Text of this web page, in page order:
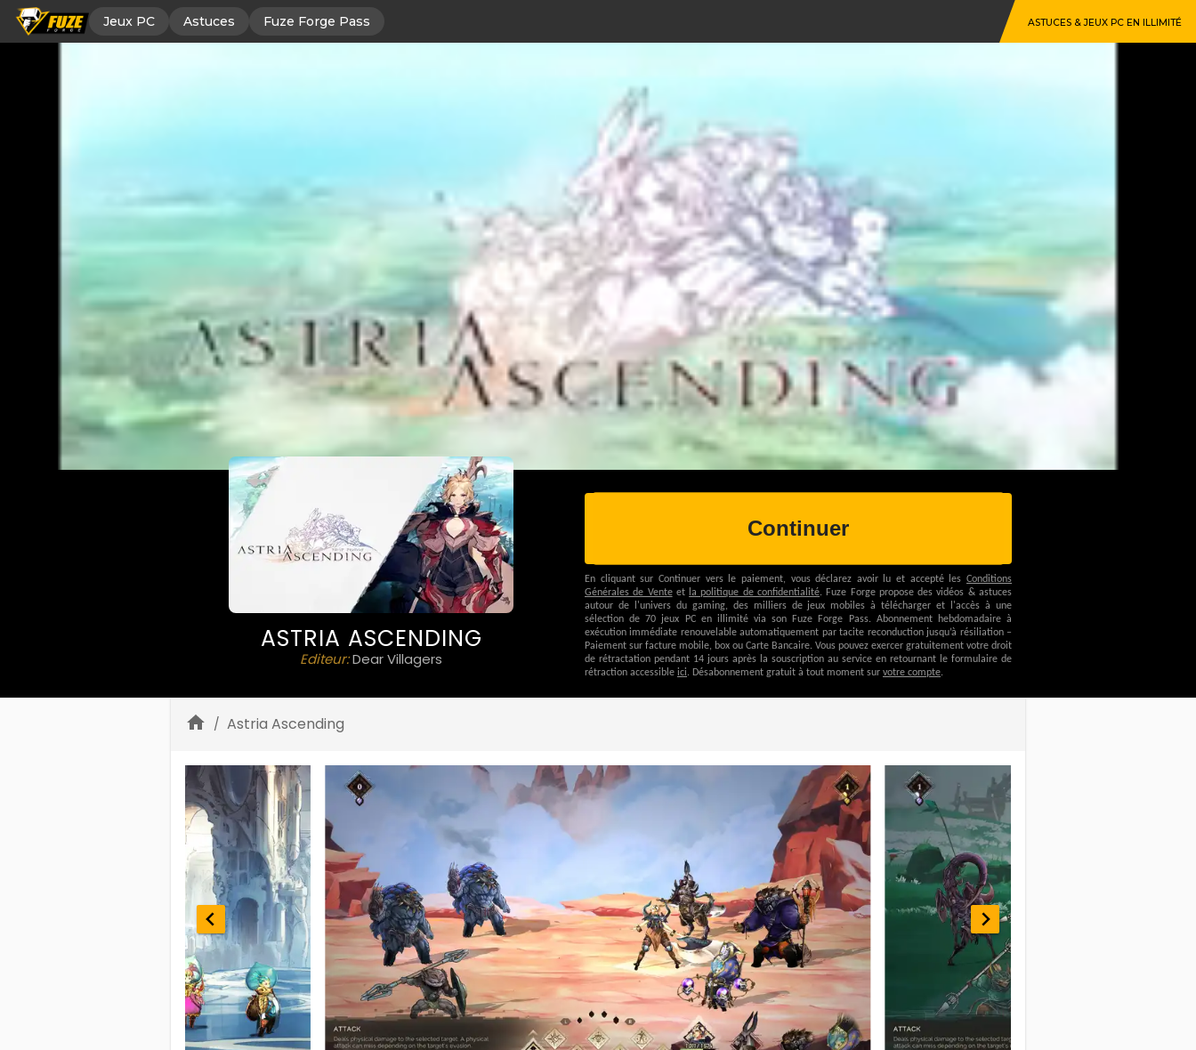
Jeux PC Astuces Fuze Forge Pass ASTUCES & JEUX PC EN ILLIMITÉ
ASTRIA ASCENDING
Editeur:Dear Villagers
Continuer
En cliquant sur Continuer vers le paiement, vous déclarez avoir lu et accepté lesConditions
Générales de Venteet la politique de confidentialité. Fuze Forge propose des vidéos & astuces
autour de l'univers du gaming, des milliers de jeux mobiles à télécharger et l'accès à une
sélection de 70 jeux PC en illimité via son Fuze Forge Pass. Abonnement hebdomadaire à
exécution immédiate renouvelable automatiquement par tacite reconduction jusqu’à résiliation –
Paiement sur facture mobile, box ou Carte Bancaire. Vous pouvez exercer gratuitement votre droit
de rétractation pendant 14 jours après la souscription au service en retournant le formulaire de
rétraction accessible ici. Désabonnement gratuit à tout moment sur votre compte.
Astria Ascending